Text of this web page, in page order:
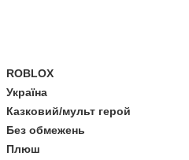
ROBLOX
Україна
Казковий/мульт герой
Без обмежень
Плюш